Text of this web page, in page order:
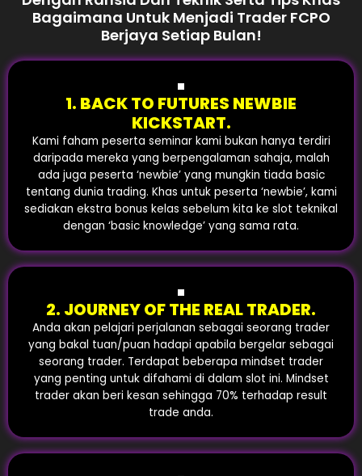
Bagaimana Untuk Menjadi Trader FCPO
Berjaya Setiap Bulan!
1. BACK TO FUTURES NEWBIE
KICKSTART.
Kami faham peserta seminar kami bukan hanya terdiri
daripada mereka yang berpengalaman sahaja, malah
ada juga peserta ‘newbie’ yang mungkin tiada basic
tentang dunia trading. Khas untuk peserta ‘newbie’, kami
sediakan ekstra bonus kelas sebelum kita ke slot teknikal
dengan ‘basic knowledge’ yang sama rata.
2. JOURNEY OF THE REAL TRADER.
Anda akan pelajari perjalanan sebagai seorang trader
yang bakal tuan/puan hadapi apabila bergelar sebagai
seorang trader. Terdapat beberapa mindset trader
yang penting untuk difahami di dalam slot ini. Mindset
trader akan beri kesan sehingga 70% terhadap result
trade anda.